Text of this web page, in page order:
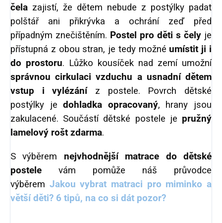
čela zajistí, že dětem nebude z postýlky padat
polštář ani přikrývka a ochrání zeď před
případným znečištěním. Postel pro děti s čely je
přístupná z obou stran, je tedy možné umístit ji i
do prostoru. Lůžko kousíček nad zemí umožní
správnou cirkulaci vzduchu a usnadní dětem
vstup i vylézáníz postele. Povrch dětské
postýlky jedohladka opracovaný, hrany jsou
zakulacené. Součástí dětské postele je pružný
lamelový rošt zdarma.
S výběrem nejvhodnější matrace do dětské
postele vám pomůže náš průvodce
výběrem Jakou vybrat matraci pro miminko a
větší děti? 6 tipů, na co si dát pozor?